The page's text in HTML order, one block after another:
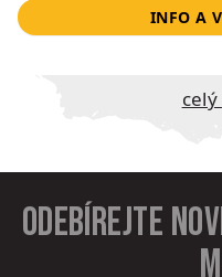
INFO A
Odebírejte